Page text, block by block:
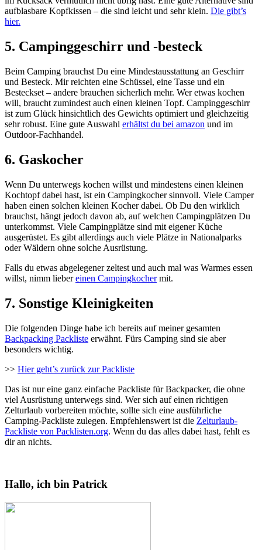
aufblasbare Kopfkissen – die sind leicht und sehr klein. Die gibt’s
hier.
5. Campinggeschirr und -besteck
Beim Camping brauchst Du eine Mindestausstattung an Geschirr
und Besteck. Mir reichten eine Schüssel, eine Tasse und ein
Besteckset – andere brauchen sicherlich mehr. Wer etwas kochen
will, braucht zumindest auch einen kleinen Topf. Campinggeschirr
ist zum Glück hinsichtlich des Gewichts optimiert und gleichzeitig
sehr robust. Eine gute Auswahl erhältst du bei amazon und im
Outdoor-Fachhandel.
6. Gaskocher
Wenn Du unterwegs kochen willst und mindestens einen kleinen
Kochtopf dabei hast, ist ein Campingkocher sinnvoll. Viele Camper
haben einen solchen kleinen Kocher dabei. Ob Du den wirklich
brauchst, hängt jedoch davon ab, auf welchen Campingplätzen Du
unterkommst. Viele Campingplätze sind mit eigener Küche
ausgerüstet. Es gibt allerdings auch viele Plätze in Nationalparks
oder Wäldern ohne solche Ausrüstung.
Falls du etwas abgelegener zeltest und auch mal was Warmes essen
willst, nimm liebereinen Campingkochermit.
7. Sonstige Kleinigkeiten
Die folgenden Dinge habe ich bereits auf meiner gesamten
Backpacking Packliste erwähnt. Fürs Camping sind sie aber
besonders wichtig.
>> Hier geht’s zurück zur Packliste
Das ist nur eine ganz einfache Packliste für Backpacker, die ohne
viel Ausrüstung unterwegs sind. Wer sich auf einen richtigen
Zelturlaub vorbereiten möchte, sollte sich eine ausführliche
Camping-Packliste zulegen. Empfehlenswert ist die Zelturlaub-
Packliste von Packlisten.org. Wenn du das alles dabei hast, fehlt es
dir an nichts.
Hallo, ich bin Patrick